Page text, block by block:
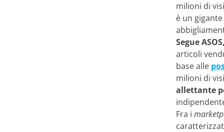
milioni di
è un
Segue ASOS,
articoli
base alle
milioni di
allettante
Fra i